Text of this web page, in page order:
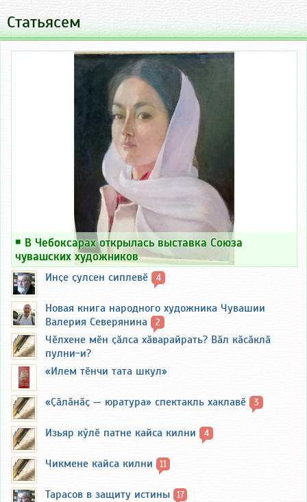
Статьясем
￭ В Чебоксарах открылась выставка Союза
чувашских художников
Инҫе ҫулсен сиплевӗ 4
Новая книга народного художника Чувашии
Валерия Северянина
2
Чӗлхене мӗн ҫӑлса хӑварайрать? Вӑл кӑсӑклӑ
пулни-и?
«Илем тӗнчи тата шкул»
«Ҫӑлӑнӑҫ — юратура» спектакль хаклавӗ 3
Изьяр кӳлӗ патне кайса килни 4
Чикмене кайса килни 11
Тарасов в защиту истины 17